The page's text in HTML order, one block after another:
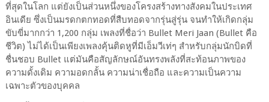
ที่สุดในโลก แต่ยังเป็นส่วนหนึ่งของโครงสร้างทางสังคมในประเทศ
อินเดีย ซึ่งเป็นมรดกตกทอดที่สืบทอดจากรุ่นสู่รุ่น จนทำให้เกิดกลุ่ม
ขับขี่มากกว่า 1,200 กลุ่ม เพลงที่ชื่อว่า Bullet Meri Jaan (Bullet คือ
ชีวิต) ไม่ได้เป็นเพียงเพลงคุ้นติดหูที่มีเอ็มวีเท่ๆ สำหรับกลุ่มนักบิดที่
ชื่นชอบ Bullet แต่มันคือสัญลักษณ์อันทรงพลังที่สะท้อนภาพของ
ความดั้งเดิม ความอดกลั้น ความน่าเชื่อถือ และความเป็นความ
เฉพาะตัวของบุคคล